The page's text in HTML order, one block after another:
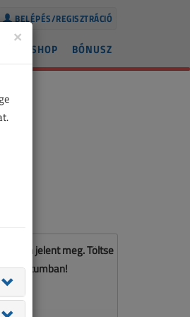
BELÉPÉS/REGISZTRÁCIÓ
BÓNUSZ
SHOP
jelent meg. Töltse
formátumban!
×